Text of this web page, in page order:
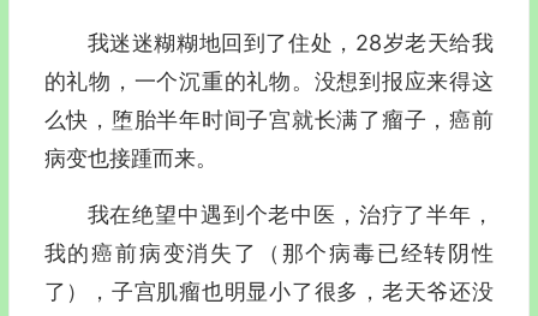
我迷迷糊糊地回到了住处，28岁老天给我
的礼物，一个沉重的礼物。没想到报应来得这
么快，堕胎半年时间子宫就长满了瘤子，癌前
病变也接踵而来。
我在绝望中遇到个老中医，治疗了半年，
我的癌前病变消失了（那个病毒已经转阴性
了），子宫肌瘤也明显小了很多，老天爷还没